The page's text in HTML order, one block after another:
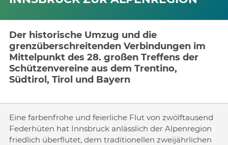
Der historische Umzug und die
grenzüberschreitenden Verbindungen im
Mittelpunkt des 28. großen Treffens der
Schützenvereine aus dem Trentino,
Südtirol, Tirol und Bayern
Eine farbenfrohe und feierliche Flut von zwölftausend
Federhüten hat Innsbruck anlässlich der Alpenregion
friedlich überflutet, dem traditionellen zweijährlichen